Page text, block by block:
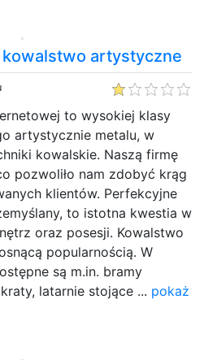
artystyczne
to wysokiej klasy
artystycznie metalu, w
kowalskie. Naszą firmę
pozwoliło nam zdobyć krąg
klientów. Perfekcyjne
to istotna kwestia w
oraz posesji. Kowalstwo
popularnością. W
są m.in. bramy
latarnie stojące ... pokaż